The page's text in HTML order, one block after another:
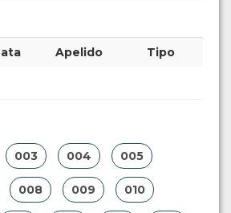
Apelido Tipo
003 004 005
008 009 010